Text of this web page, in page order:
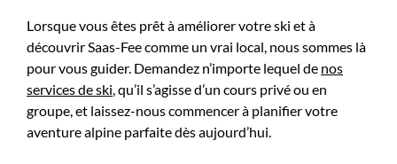
Lorsque vous êtes prêt à améliorer votre ski et à
découvrir Saas-Fee comme un vrai local, nous sommes là
pour vous guider. Demandez n’importe lequel de nos
services de ski , qu’il s’agisse d’un cours privé ou en
groupe, et laissez-nous commencer à planifier votre
aventure alpine parfaite dès aujourd’hui.